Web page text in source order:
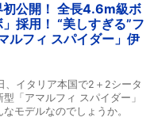
初公開！ 全長4.6m級ボ
採用！ “美しすぎる”フ
ルフィ スパイダー」伊
イタリア本国で2＋2シータ
「アマルフィ スパイダー」
モデルなのでしょうか。